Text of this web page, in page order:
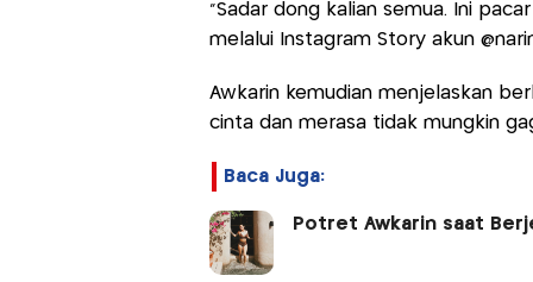
"Sadar dong kalian semua. Ini
melalui Instagram Story akun
Awkarin kemudian menjelaskan
cinta dan merasa tidak mungkin
Baca Juga:
Potret Awkarin saat